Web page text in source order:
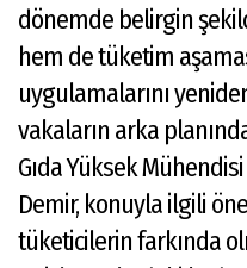
dönemde belirgin
hem de tüketim
uygulamalarını
vakaların arka
Gıda Yüksek
Demir, konuyla ilgili
tüketicilerin farkında